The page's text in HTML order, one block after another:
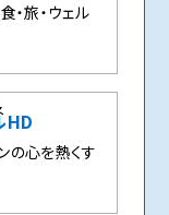
・旅・ウェル
HD
の心を熱くす